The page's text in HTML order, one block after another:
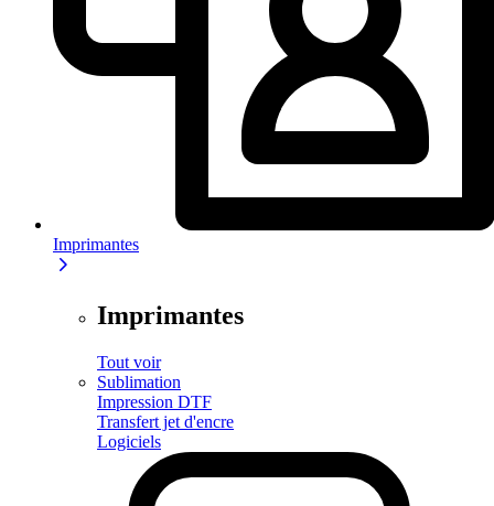
Imprimantes
Imprimantes
Tout voir
Sublimation
Impression DTF
Transfert jet d'encre
Logiciels